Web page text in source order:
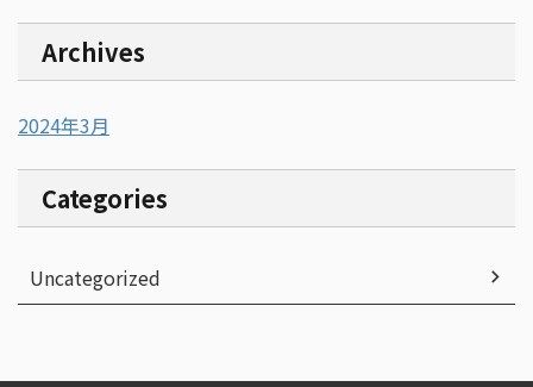
Archives
2024年3月
Categories
Uncategorized